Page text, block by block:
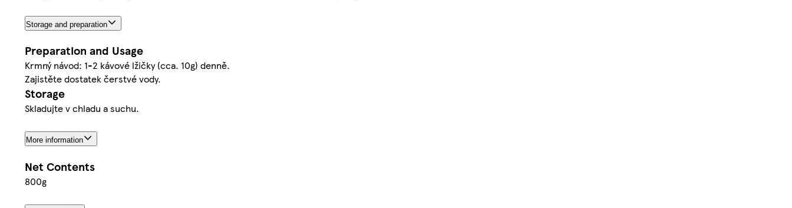
Storage and preparation
Preparation and Usage
Krmný návod: 1-2 kávové lžičky (cca. 10g) denně.
Zajistěte dostatek čerstvé vody.
Storage
Skladujte v chladu a suchu.
More information
Net Contents
800g